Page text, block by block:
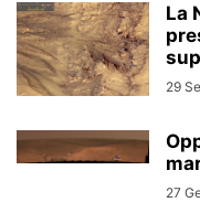
La
29
27